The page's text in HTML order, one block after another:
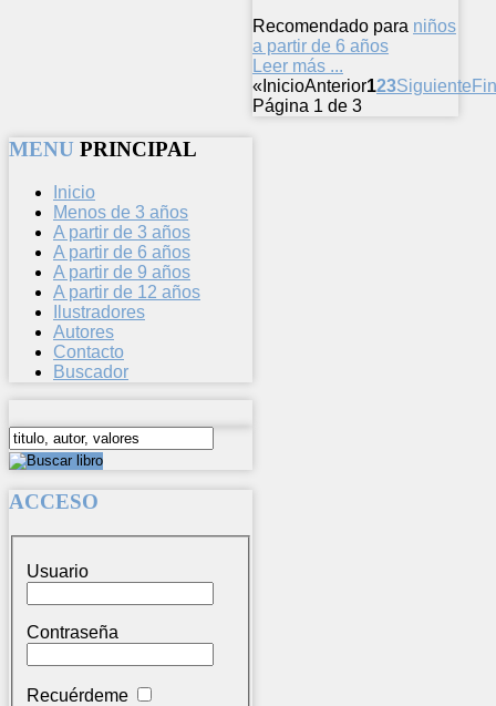
Recomendado para niños
a partir de 6 años
Leer más ...
« InicioAnterior123Siguiente
Página 1 de 3
MENU PRINCIPAL
Inicio
Menos de 3 años
A partir de 3 años
A partir de 6 años
A partir de 9 años
A partir de 12 años
Ilustradores
Autores
Contacto
Buscador
ACCESO
Usuario
Contraseña
Recuérdeme